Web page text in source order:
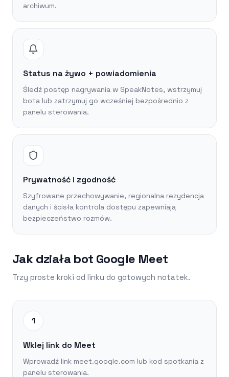
archiwum.
Status na żywo + powiadomienia
Śledź postęp nagrywania w SpeakNotes, wstrzymuj
bota lub zatrzymuj go wcześniej bezpośrednio z
panelu sterowania.
Prywatność i zgodność
Szyfrowane przechowywanie, regionalna rezydencja
danych i ścisła kontrola dostępu zapewniają
bezpieczeństwo rozmów.
Jak działa bot Google Meet
Trzy proste kroki od linku do gotowych notatek.
1
Wklej link do Meet
Wprowadź link meet.google.com lub kod spotkania z
panelu sterowania.